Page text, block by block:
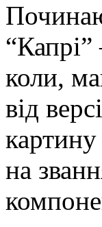
коли,
від
на